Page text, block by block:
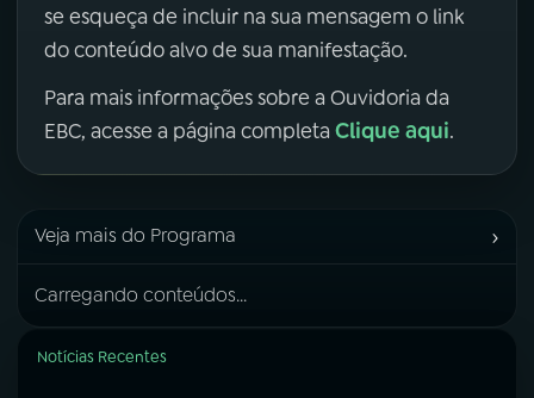
se esqueça de incluir na sua mensagem o link
do conteúdo alvo de sua manifestação.
Para mais informações sobre a Ouvidoria da
EBC, acesse a página completa Clique aqui.
Veja mais do Programa ›
Carregando conteúdos...
Notícias Recentes